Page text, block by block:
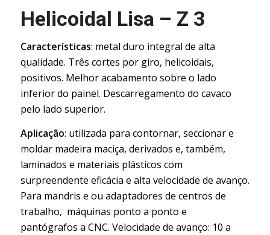
Helicoidal Lisa – Z 3
Características: metal duro integral de alta
qualidade. Três cortes por giro, helicoidais,
positivos. Melhor acabamento sobre o lado
inferior do painel. Descarregamento do cavaco
pelo lado superior.
Aplicação: utilizada para contornar, seccionar e
moldar madeira maciça, derivados e, também,
laminados e materiais plásticos com
surpreendente eficácia e alta velocidade de avanço.
Para mandris e ou adaptadores de centros de
trabalho, máquinas ponto a ponto e
pantógrafos a CNC. Velocidade de avanço: 10 a